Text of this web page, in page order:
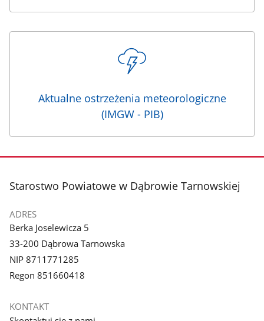
Aktualne ostrzeżenia meteorologiczne
(IMGW - PIB)
stopka
Starostwo Powiatowe w Dąbrowie Tarnowskiej
ADRES
Berka Joselewicza 5
33-200 Dąbrowa Tarnowska
NIP 8711771285
Regon 851660418
KONTAKT